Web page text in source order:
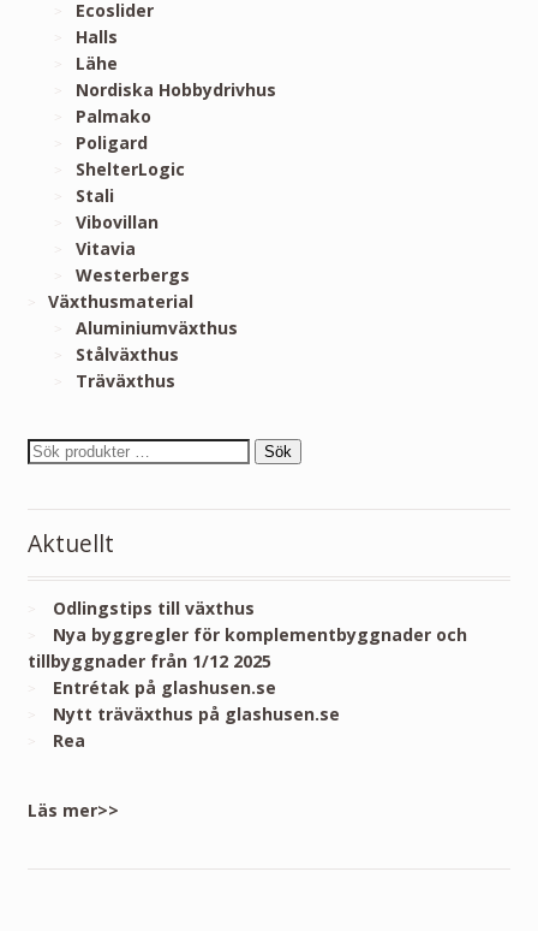
Ecoslider
Halls
Lähe
Nordiska Hobbydrivhus
Palmako
Poligard
ShelterLogic
Stali
Vibovillan
Vitavia
Westerbergs
Växthusmaterial
Aluminiumväxthus
Stålväxthus
Träväxthus
Sök
Aktuellt
Odlingstips till växthus
Nya byggregler för komplementbyggnader och
tillbyggnader från 1/12 2025
Entrétak på glashusen.se
Nytt träväxthus på glashusen.se
Rea
Läs mer>>